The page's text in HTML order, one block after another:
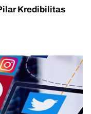
Kredibilitas